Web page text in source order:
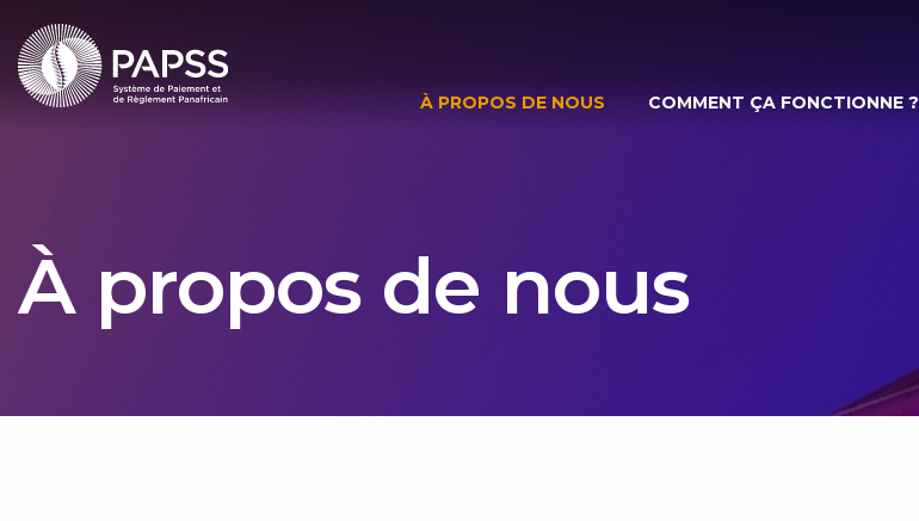
À PROPOS DE NOUS COMMENT ÇA FONCTIONNE ?
À propos de nous